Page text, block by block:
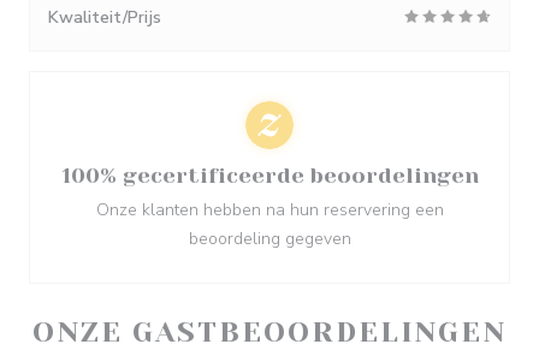
ONZE GASTBEOORDELINGEN
Kwaliteit/Prijs
100% gecertificeerde beoordelingen
Onze klanten hebben na hun reservering een
beoordeling gegeven